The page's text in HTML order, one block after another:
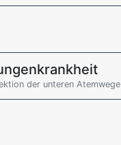
der unteren